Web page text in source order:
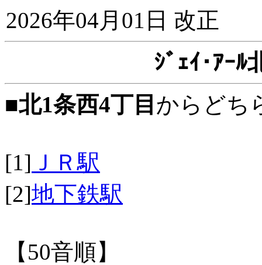
2026年04月01日 改正
ｼﾞｪｲ･ｱｰﾙ
■北1条西4丁目 からどち
[1] ＪＲ駅
[2]地下鉄駅
【50音順】